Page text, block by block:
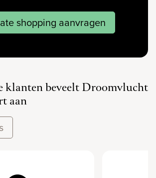
shopping aanvragen
klanten beveelt Droomvlucht
aan